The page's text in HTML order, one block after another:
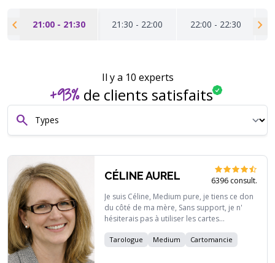
chevron_left chevron_right
21:00 - 21:30 21:30 - 22:00 22:00 - 22:30
Il y a 10 experts
+93% de clients satisfaits
search
CÉLINE AUREL
6396 consult.
Je suis Céline, Medium pure, je tiens ce don
du côté de ma mère, Sans support, je n'
hésiterais pas à utiliser les cartes
répondre avec précision à votre question,
Tarologue Medium Cartomancie